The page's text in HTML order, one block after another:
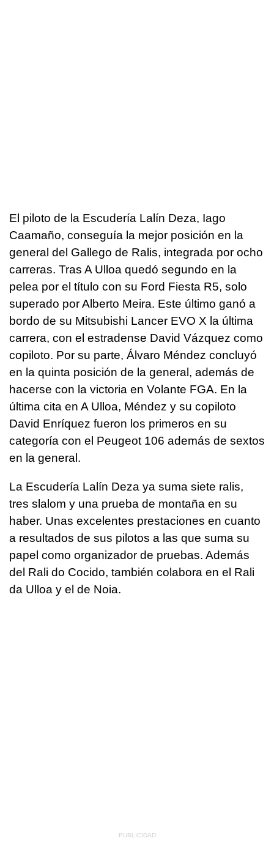
El piloto de la Escudería Lalín Deza, Iago
Caamaño, conseguía la mejor posición en la
general del Gallego de Ralis, integrada por ocho
carreras. Tras A Ulloa quedó segundo en la
pelea por el título con su Ford Fiesta R5, solo
superado por Alberto Meira. Este último ganó a
bordo de su Mitsubishi Lancer EVO X la última
carrera, con el estradense David Vázquez como
copiloto. Por su parte, Álvaro Méndez concluyó
en la quinta posición de la general, además de
hacerse con la victoria en Volante FGA. En la
última cita en A Ulloa, Méndez y su copiloto
David Enríquez fueron los primeros en su
categoría con el Peugeot 106 además de sextos
en la general.
La Escudería Lalín Deza ya suma siete ralis,
tres slalom y una prueba de montaña en su
haber. Unas excelentes prestaciones en cuanto
a resultados de sus pilotos a las que suma su
papel como organizador de pruebas. Además
del Rali do Cocido, también colabora en el Rali
da Ulloa y el de Noia.